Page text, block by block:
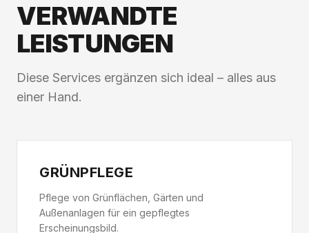
VERWANDTE
LEISTUNGEN
Diese Services ergänzen sich ideal – alles aus
einer Hand.
GRÜNPFLEGE
Pflege von Grünflächen, Gärten und
Außenanlagen für ein gepflegtes
Erscheinungsbild.